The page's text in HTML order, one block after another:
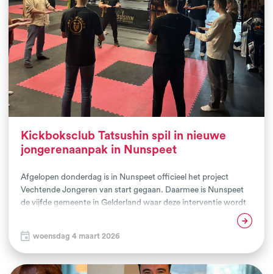
Kickboksclub Tatsushin spil in nieuwe
jongerenaanpak in Nunspeet
Afgelopen donderdag is in Nunspeet officieel het project
Vechtende Jongeren van start gegaan. Daarmee is Nunspeet
de vijfde gemeente in Gelderland waar deze interventie wordt
samenwerking met lokale vechtsportclubs, gemeente en
partners uit het sociale domein.
woensdag 4 maart 2026